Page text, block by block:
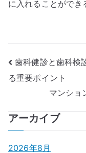
に入れることができ
投
稿
ナ
ビ
ゲ
歯科健診と歯科検
る重要ポイント
マンショ
アーカイブ
2026年8月